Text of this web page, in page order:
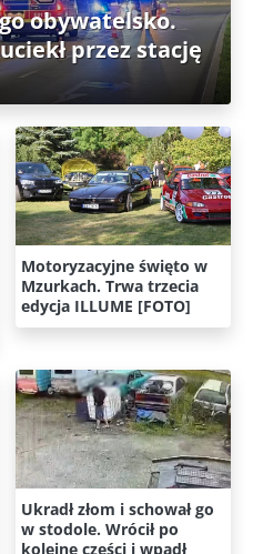
obywatelsko.
przez stację
Motoryzacyjne święto w
Mzurkach. Trwa trzecia
edycja ILLUME [FOTO]
Ukradł złom i schował go
w stodole. Wrócił po
kolejne części i wpadł